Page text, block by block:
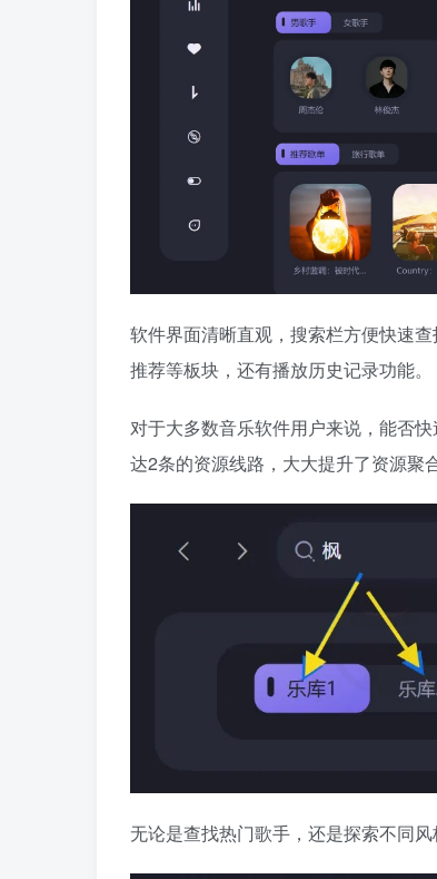
软件界面清晰直观，搜索栏方便快速
推荐等板块，还有播放历史记录功能。
对于大多数音乐软件用户来说，能否
达2条的资源线路，大大提升了资源聚
无论是查找热门歌手，还是探索不同风